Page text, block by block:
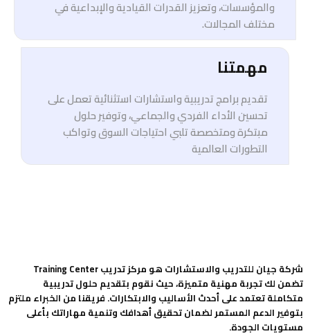
والمؤسسات، وتعزيز القدرات القيادية والإبداعية في
مختلف المجالات.
مهمتنا
تقديم برامج تدريبية واستشارات استثنائية تعمل على
تحسين الأداء الفردي والجماعي، وتوفير حلول
مبتكرة ومتخصصة تلبي احتياجات السوق وتواكب
التطورات العالمية
شركة جيان للتدريب والاستشارات هو مركز تدريب Training Center
تضمن لك تجربة مهنية متميزة، حيث نقوم بتقديم حلول تدريبية
متكاملة تعتمد على أحدث الأساليب والابتكارات. فريقنا من الخبراء ملتزم
بتوفير الدعم المستمر لضمان تحقيق أهدافك وتنمية مهاراتك بأعلى
مستويات الجودة.